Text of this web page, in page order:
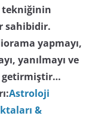
tekniğinin
sahibidir.
yapmayı,
yanılmayı ve
getirmiştir…
Astroloji
&